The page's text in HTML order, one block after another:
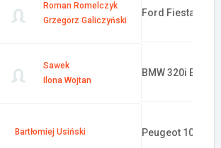
Roman Romelczyk
Grzegorz Galiczyński
Ford Fiesta
Sawek
Ilona Wojtan
BMW 320i E30
Bartłomiej Usiński Peugeot 106